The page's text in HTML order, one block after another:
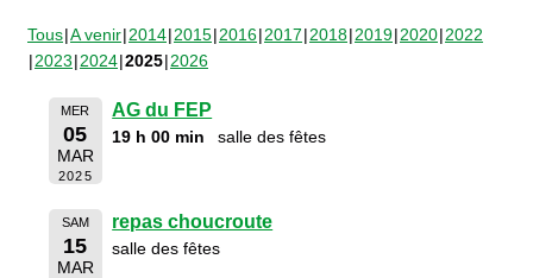
Tous A venir 2014 2015 2016 2017 2018 2019 2020 2022
2023 2024 2025 2026
MER
05
MAR
2025
AG du FEP
19 h 00 min salle des fêtes
SAM
15
MAR
repas choucroute
salle des fêtes